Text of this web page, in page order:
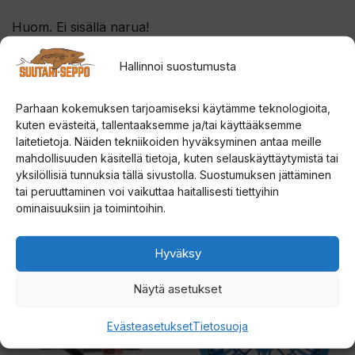
Hallinnoi suostumusta
Parhaan kokemuksen tarjoamiseksi käytämme teknologioita,
kuten evästeitä, tallentaaksemme ja/tai käyttääksemme
laitetietoja. Näiden tekniikoiden hyväksyminen antaa meille
mahdollisuuden käsitellä tietoja, kuten selauskäyttäytymistä tai
yksilöllisiä tunnuksia tällä sivustolla. Suostumuksen jättäminen
tai peruuttaminen voi vaikuttaa haitallisesti tiettyihin
ominaisuuksiin ja toimintoihin.
Hyväksy
Näytä asetukset
EvästeasetuksetTietosuoja
o
u
s
a
Huom. Ei sisällä narua!
Tutustu myös
tuotteella
Tällä
tuotteella
on